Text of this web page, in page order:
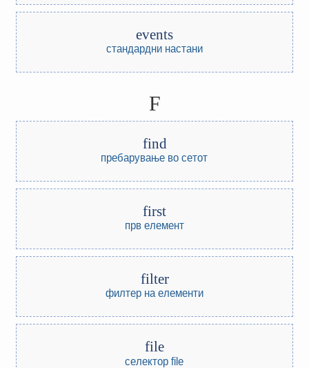
events
стандардни настани
F
find
пребарување во сетот
first
прв елемент
filter
филтер на елементи
file
селектор file